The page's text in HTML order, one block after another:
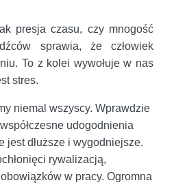
presja czasu, czy mnogość
sprawia, że człowiek
To z kolei wywołuje w nas
stres.
niemal wszyscy. Wprawdzie
udogodnienia
jest dłuższe i wygodniejsze.
rywalizacją,
w pracy. Ogromna